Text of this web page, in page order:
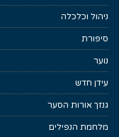
ניהול וכלכלה
סיפורת
נוער
עידן חדש
גנזך אורות הסער
מלחמת הנפילים